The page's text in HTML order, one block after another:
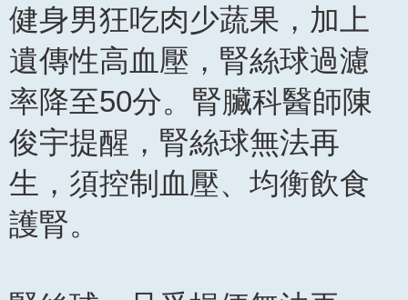
健身男狂吃肉少蔬果，加上
遺傳性高血壓，腎絲球過濾
率降至50分。腎臟科醫師陳
俊宇提醒，腎絲球無法再
生，須控制血壓、均衡飲食
護腎。